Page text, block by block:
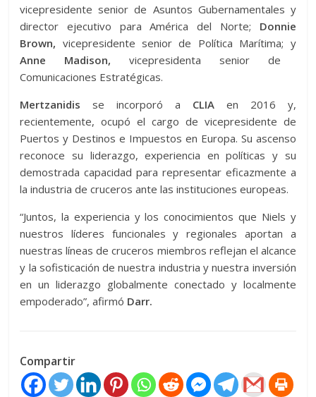
vicepresidente senior de Asuntos Gubernamentales y
director ejecutivo para América del Norte; Donnie
Brown, vicepresidente senior de Política Marítima; y
Anne Madison, vicepresidenta senior de
Comunicaciones Estratégicas.
Mertzanidis se incorporó a CLIAen 2016 y,
recientemente, ocupó el cargo de vicepresidente de
Puertos y Destinos e Impuestos en Europa. Su ascenso
reconoce su liderazgo, experiencia en políticas y su
demostrada capacidad para representar eficazmente a
la industria de cruceros ante las instituciones europeas.
“Juntos, la experiencia y los conocimientos que Niels y
nuestros líderes funcionales y regionales aportan a
nuestras líneas de cruceros miembros reflejan el alcance
y la sofisticación de nuestra industria y nuestra inversión
en un liderazgo globalmente conectado y localmente
empoderado”, afirmó Darr.
Compartir